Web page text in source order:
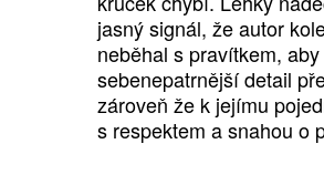
jasný signál, že autor
neběhal s pravítkem,
sebenepatrnější detail
zároveň že k jejímu
s respektem a snahou o